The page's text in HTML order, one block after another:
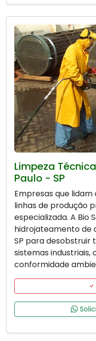
Limpeza
Paulo - SP
Empresas que
linhas de produção
especializada. A Bio
hidrojateamento de
SP para desobstruir
sistemas
conformidade